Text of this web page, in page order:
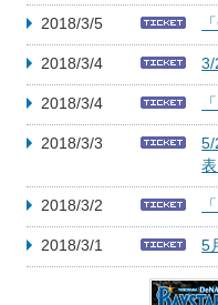
2018/3/5
2018/3/4 3/
2018/3/4
2018/3/3
5/
2018/3/2
2018/3/1 5